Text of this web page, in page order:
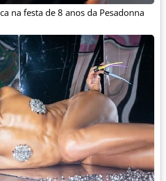
na festa de 8 anos da Pesadonna